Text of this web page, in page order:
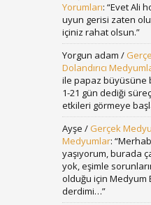
Yorumları: “Evet Ali
uyun gerisi zaten
içiniz rahat olsun.”
Yorgun adam /
Dolandırıcı
ile papaz büyüsüne
1-21 gün dediği
etkileri görmeye
Ayşe / Gerçek
Medyumlar: “
yaşıyorum, burada
yok, eşimle
olduğu için Medyum
derdimi…”